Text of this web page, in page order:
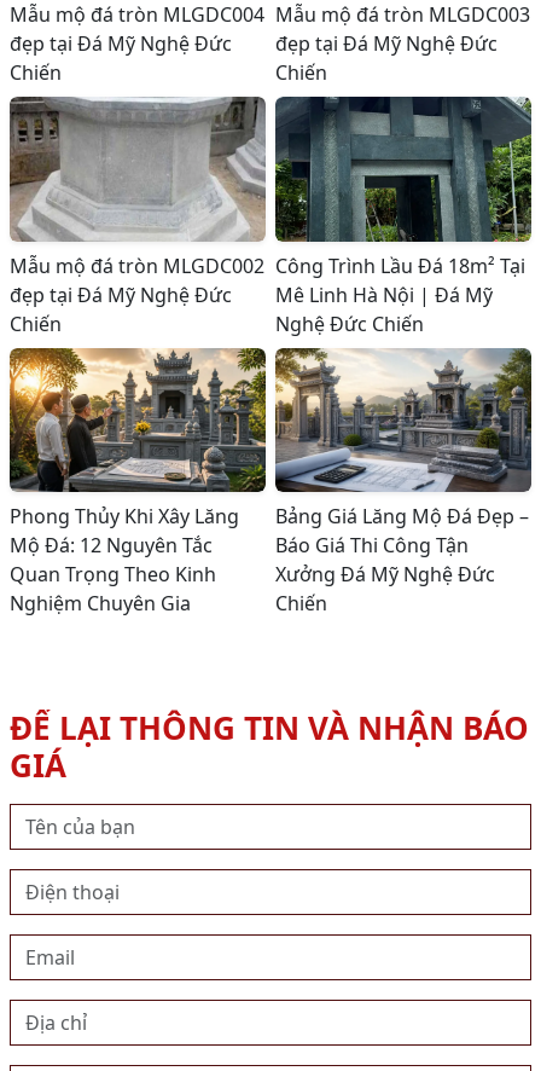
Mẫu mộ đá tròn MLGDC004
đẹp tại Đá Mỹ Nghệ Đức
Chiến
Mẫu mộ đá tròn MLGDC003
đẹp tại Đá Mỹ Nghệ Đức
Chiến
Mẫu mộ đá tròn MLGDC002
đẹp tại Đá Mỹ Nghệ Đức
Chiến
Công Trình Lầu Đá 18m² Tại
Mê Linh Hà Nội | Đá Mỹ
Nghệ Đức Chiến
Phong Thủy Khi Xây Lăng
Mộ Đá: 12 Nguyên Tắc
Quan Trọng Theo Kinh
Nghiệm Chuyên Gia
Bảng Giá Lăng Mộ Đá Đẹp –
Báo Giá Thi Công Tận
Xưởng Đá Mỹ Nghệ Đức
Chiến
ĐỂ LẠI THÔNG TIN VÀ NHẬN BÁO
GIÁ